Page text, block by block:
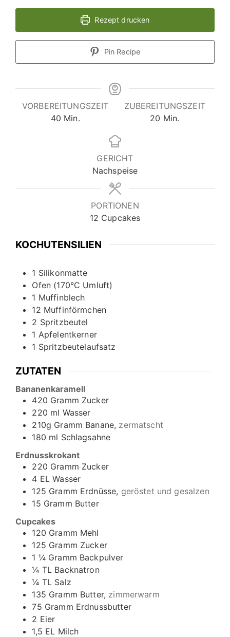
Rezept drucken
Pin Recipe
VORBEREITUNGSZEIT
40 M
n
n
Min.
ZUBEREITUNGSZEIT
20 M
n
n
Min.
GERICHT
Nachspeise
PORTIONEN
12 Cupcakes
KOCHUTENSILIEN
1 Silikonmatte
Ofen (170°C Umluft)
1 Muffinblech
12 Muffinförmchen
2 Spritzbeutel
1 Apfelentkerner
1 Spritzbeutelaufsatz
ZUTATEN
Bananenkaramell
420 Gramm Zucker
220 ml Wasser
210g Gramm Banane, zermatscht
180 ml Schlagsahne
Erdnusskrokant
220 Gramm Zucker
4 EL Wasser
125 Gramm Erdnüsse, geröstet und gesalzen
15 Gramm Butter
Cupcakes
120 Gramm Mehl
125 Gramm Zucker
1 ¼ Gramm Backpulver
¼ TL Backnatron
¼ TL Salz
135 Gramm Butter, zimmerwarm
75 Gramm Erdnussbutter
2 Eier
1,5 EL Milch